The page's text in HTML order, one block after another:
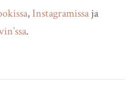
, Instagramissaja
.